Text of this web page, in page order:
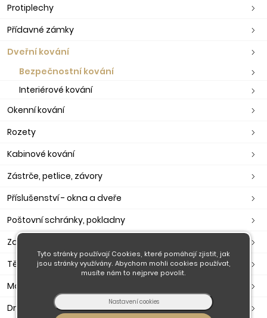
Protiplechy
Přídavné zámky
Dveřní kování
Bezpečnostní kování
Interiérové kování
Okenní kování
Rozety
Kabinové kování
Zástrče, petlice, závory
Příslušenství - okna a dveře
Poštovní schránky, pokladny
Zavírače, ramínka, otevírače
Těsnění dveřní, okenní, samolepící
Madla
Držáky madla
Tyto stránky používají Cookies, které pomáhají zjistit, jak
jsou stránky využívány. Abychom mohli cookies používat,
musíte nám to nejprve povolit.